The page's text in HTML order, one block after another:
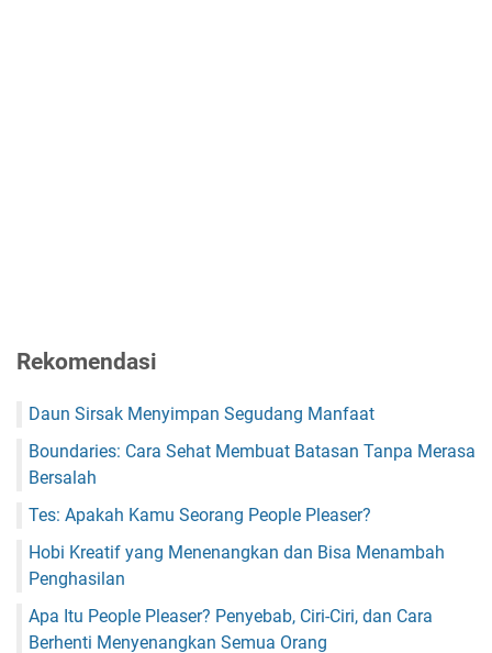
Rekomendasi
Daun Sirsak Menyimpan Segudang Manfaat
Boundaries: Cara Sehat Membuat Batasan Tanpa Merasa
Bersalah
Tes: Apakah Kamu Seorang People Pleaser?
Hobi Kreatif yang Menenangkan dan Bisa Menambah
Penghasilan
Apa Itu People Pleaser? Penyebab, Ciri-Ciri, dan Cara
Berhenti Menyenangkan Semua Orang